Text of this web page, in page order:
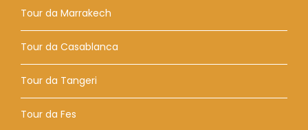
Tour da Marrakech
Tour da Casablanca
Tour da Tangeri
Tour da Fes